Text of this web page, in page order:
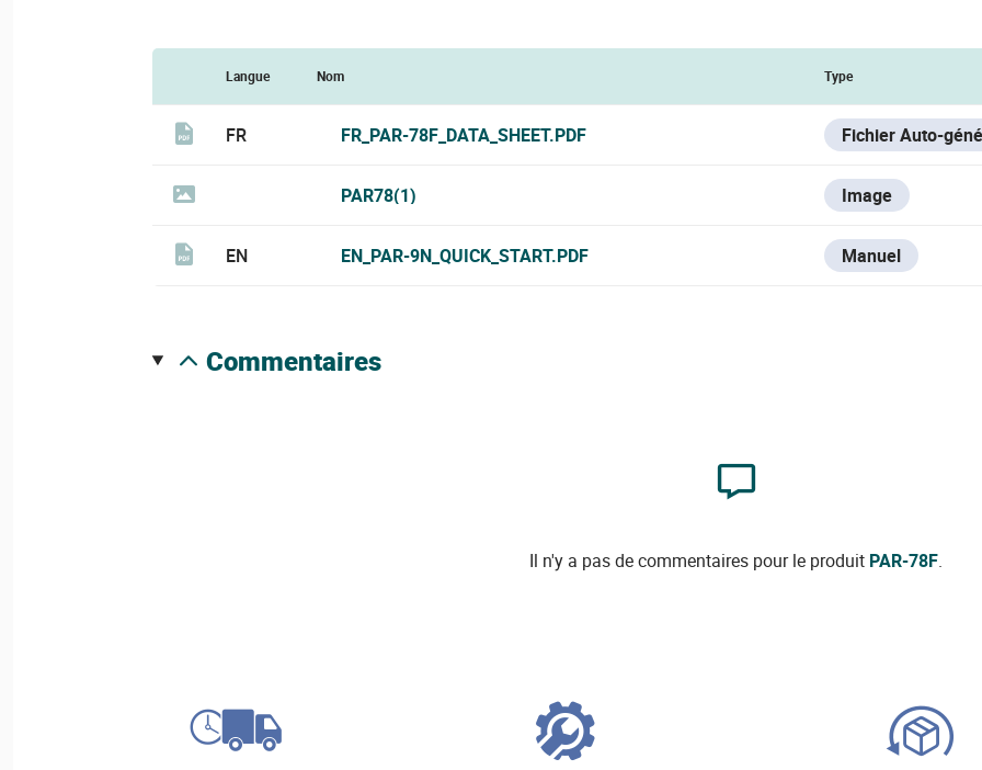
Langue Nom Type
FR FR_PAR-78F_DATA_SHEET.PDF Fichier Auto-
PAR78(1) Image
EN EN_PAR-9N_QUICK_START.PDF Manuel
commentaires
Il n'y a pas de commentaires pour le produit PAR-78F.